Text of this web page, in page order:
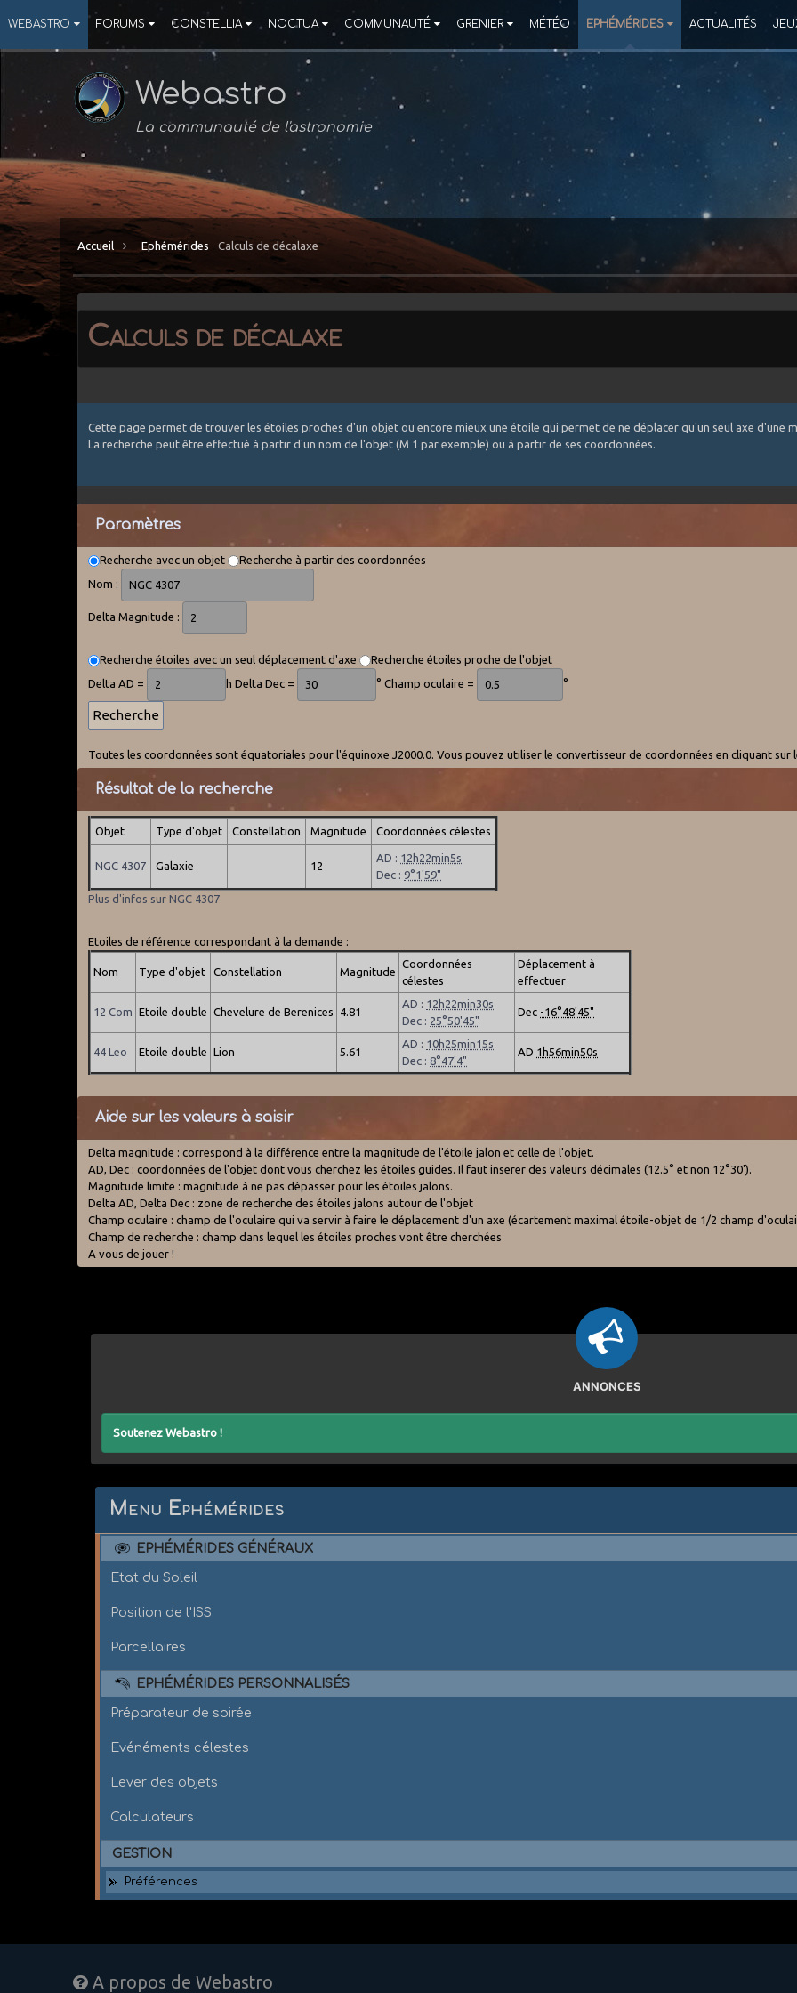
WEBASTRO FORUMS CONSTELLIA NOCTUA COMMUNAUTÉ GRENIER MÉTÉO EPHÉMÉRIDES ACTUALITÉS
Webastro
La communauté de l'astronomie
Accueil Ephémérides Calculs de décalaxe
Calculs de décalaxe
Cette page permet de trouver les étoiles proches d'un objet ou encore mieux une étoile qui permet de ne déplacer qu'un seul axe
La recherche peut être effectué à partir d'un nom de l'objet (M 1 par exemple) ou à partir de ses coordonnées.
Paramètres
Recherche avec un objet
Recherche à partir des coordonnées
Nom :
Delta Magnitude :
Recherche étoiles avec un seul déplacement d'axe
Recherche étoiles proche de l'objet
Delta AD =
h Delta Dec = ° Champ oculaire = °
Toutes les coordonnées sont équatoriales pour l'équinoxe J2000.0. Vous pouvez utiliser le convertisseur de coordonnées en cliquant sur
Résultat de la recherche
Objet Type d'objet Constellation Magnitude Coordonnées célestes
NGC 4307 Galaxie 12
AD : 12h22min5s
Dec :9°1'59"
Plus d'infos sur NGC 4307
Etoiles de référence correspondant à la demande :
Nom Type d'objet Constellation Magnitude
Coordonnées
célestes
Déplacement à
effectuer
12 Com Etoile double Chevelure de Berenices 4.81
AD : 12h22min30s
Dec : 25°50'45"
Dec -16°48'45"
44 Leo Etoile double Lion 5.61
AD : 10h25min15s
Dec :8°47'4"
AD 1h56min50s
Aide sur les valeurs à saisir
Delta magnitude : correspond à la différence entre la magnitude de l'étoile jalon et celle de l'objet.
AD, Dec : coordonnées de l'objet dont vous cherchez les étoiles guides. Il faut inserer des valeurs décimales (12.5° et non 12°30').
Magnitude limite : magnitude à ne pas dépasser pour les étoiles jalons.
Delta AD, Delta Dec : zone de recherche des étoiles jalons autour de l'objet
Champ oculaire : champ de l'oculaire qui va servir à faire le déplacement d'un axe (écartement maximal étoile-objet de 1/2 champ
Champ de recherche : champ dans lequel les étoiles proches vont être cherchées
A vous de jouer !
ANNONCES
Soutenez Webastro !
Menu Ephémérides
EPHÉMÉRIDES GÉNÉRAUX
Etat du Soleil
Position de l'ISS
Parcellaires
EPHÉMÉRIDES PERSONNALISÉS
Préparateur de soirée
Evénéments célestes
Lever des objets
Calculateurs
GESTION
Préférences
A propos de Webastro